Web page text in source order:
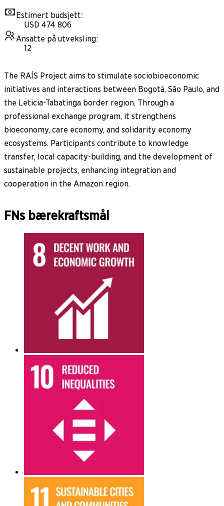
Estimert budsjett:
USD 474 806
Ansatte på utveksling:
12
The RAÍS Project aims to stimulate sociobioeconomic
initiatives and interactions between Bogotá, São Paulo, and
the Leticia-Tabatinga border region. Through a
professional exchange program, it strengthens
bioeconomy, care economy, and solidarity economy
ecosystems. Participants contribute to knowledge
transfer, local capacity-building, and the development of
sustainable projects, enhancing integration and
cooperation in the Amazon region.
FNs bærekraftsmål